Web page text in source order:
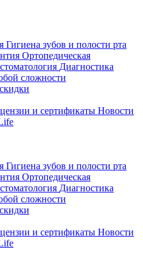
Гигиена зубов и полости рта
Ортопедическая
Диагностика
сложности
и сертификаты Новости
Гигиена зубов и полости рта
Ортопедическая
Диагностика
сложности
и сертификаты Новости